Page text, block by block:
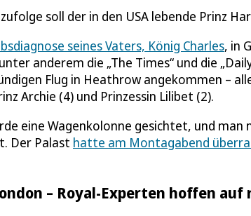
soll der in den USA lebende Prinz
seines Vaters, König Charles, in
anderem die „The Times“ und die
Flug in Heathrow angekommen –
Archie (4) und Prinzessin Lilibet (2).
eine Wagenkolonne gesichtet, und man
Der Palast hatte am Montagabend
– Royal-Experten hoffen auf